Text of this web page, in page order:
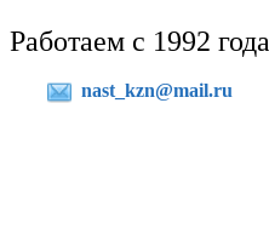
Работаем с 1992 года
nast_kzn@mail.ru